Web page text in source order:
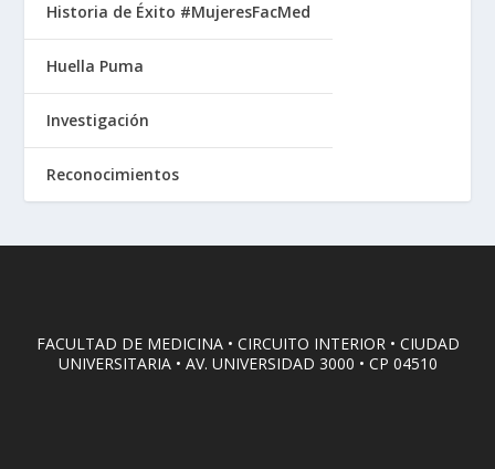
Historia de Éxito #MujeresFacMed
Huella Puma
Investigación
Reconocimientos
FACULTAD DE MEDICINA • CIRCUITO INTERIOR • CIUDAD
UNIVERSITARIA • AV. UNIVERSIDAD 3000 • CP 04510